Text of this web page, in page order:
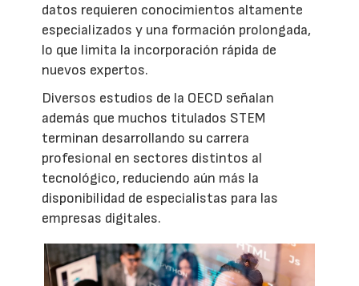
datos requieren conocimientos altamente
especializados y una formación prolongada,
lo que limita la incorporación rápida de
nuevos expertos.
Diversos estudios de la OECD señalan
además que muchos titulados STEM
terminan desarrollando su carrera
profesional en sectores distintos al
tecnológico, reduciendo aún más la
disponibilidad de especialistas para las
empresas digitales.